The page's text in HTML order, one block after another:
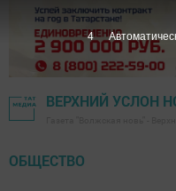
ВЕРХНИЙ УСЛОН
ОБЩЕСТВО
3